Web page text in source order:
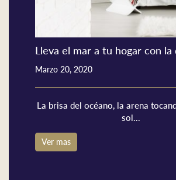
Lleva el mar a tu hogar con la
Marzo 20, 2020
La brisa del océano, la arena
sol...
Ver mas